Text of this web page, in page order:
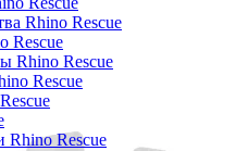
Rhino Rescue
Rescue
Rhino Rescue
Rescue
Rescue